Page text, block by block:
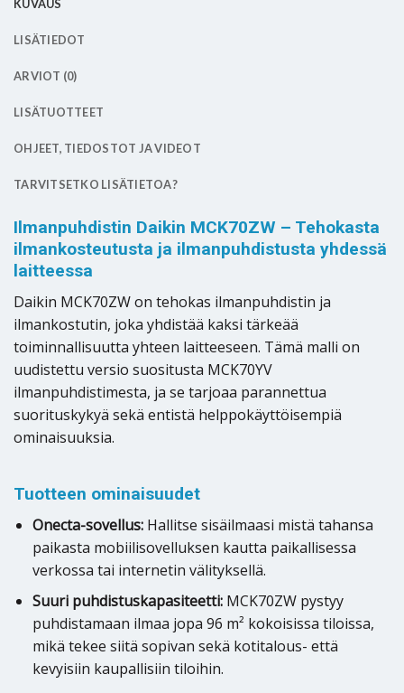
KUVAUS
LISÄTIEDOT
ARVIOT (0)
LISÄTUOTTEET
OHJEET, TIEDOSTOT JA VIDEOT
TARVITSETKO LISÄTIETOA?
Ilmanpuhdistin Daikin MCK70ZW – Tehokasta
ilmankosteutusta ja ilmanpuhdistusta yhdessä
laitteessa
Daikin MCK70ZW on tehokas ilmanpuhdistin ja
ilmankostutin, joka yhdistää kaksi tärkeää
toiminnallisuutta yhteen laitteeseen. Tämä malli on
uudistettu versio suositusta MCK70YV
ilmanpuhdistimesta, ja se tarjoaa parannettua
suorituskykyä sekä entistä helppokäyttöisempiä
ominaisuuksia.
Tuotteen ominaisuudet
Onecta-sovellus:Hallitse sisäilmaasi mistä tahansa
paikasta mobiilisovelluksen kautta paikallisessa
verkossa tai internetin välityksellä.
Suuri puhdistuskapasiteetti:MCK70ZW pystyy
puhdistamaan ilmaa jopa 96 m² kokoisissa tiloissa,
mikä tekee siitä sopivan sekä kotitalous- että
kevyisiin kaupallisiin tiloihin.